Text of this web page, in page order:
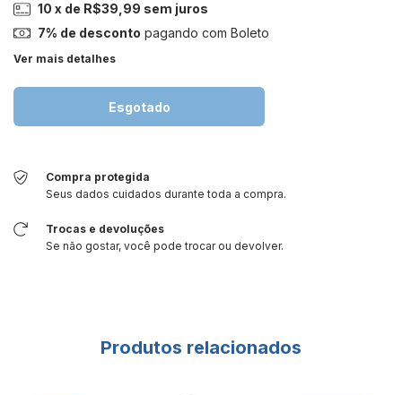
10 x de R$39,99 sem juros
7% de desconto pagando com Boleto
Ver mais detalhes
Compra protegida
Seus dados cuidados durante toda a compra.
Trocas e devoluções
Se não gostar, você pode trocar ou devolver.
Produtos relacionados